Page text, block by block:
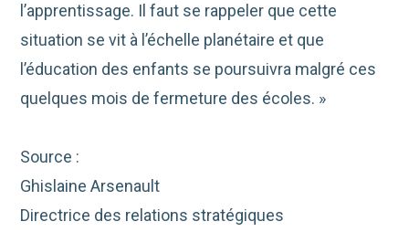
l’apprentissage. Il faut se rappeler que cette
situation se vit à l’échelle planétaire et que
l’éducation des enfants se poursuivra malgré ces
quelques mois de fermeture des écoles. »
Source :
Ghislaine Arsenault
Directrice des relations stratégiques